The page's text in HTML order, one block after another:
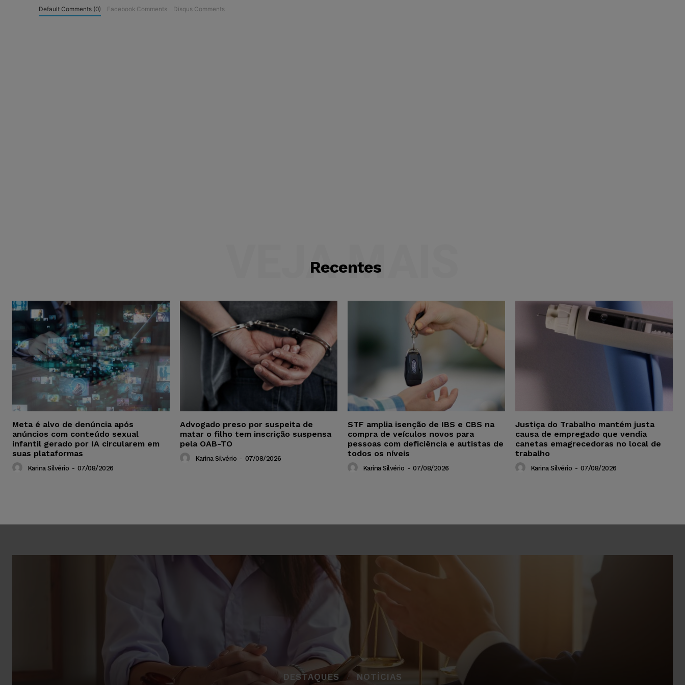
Default Comments (0) Facebook Comments Disqus Comments
Recentes
VEJA MAIS
Meta é alvo de denúncia após
anúncios com conteúdo sexual
infantil gerado por IA circularem em
suas plataformas
Karina Silvério - 07/08/2026
Advogado preso por suspeita de
matar o filho tem inscrição suspensa
pela OAB-TO
Karina Silvério - 07/08/2026
STF amplia isenção de IBS e CBS na
compra de veículos novos para
pessoas com deficiência e autistas de
todos os níveis
Karina Silvério - 07/08/2026
Justiça do Trabalho mantém justa
causa de empregado que vendia
canetas emagrecedoras no local de
trabalho
Karina Silvério - 07/08/2026